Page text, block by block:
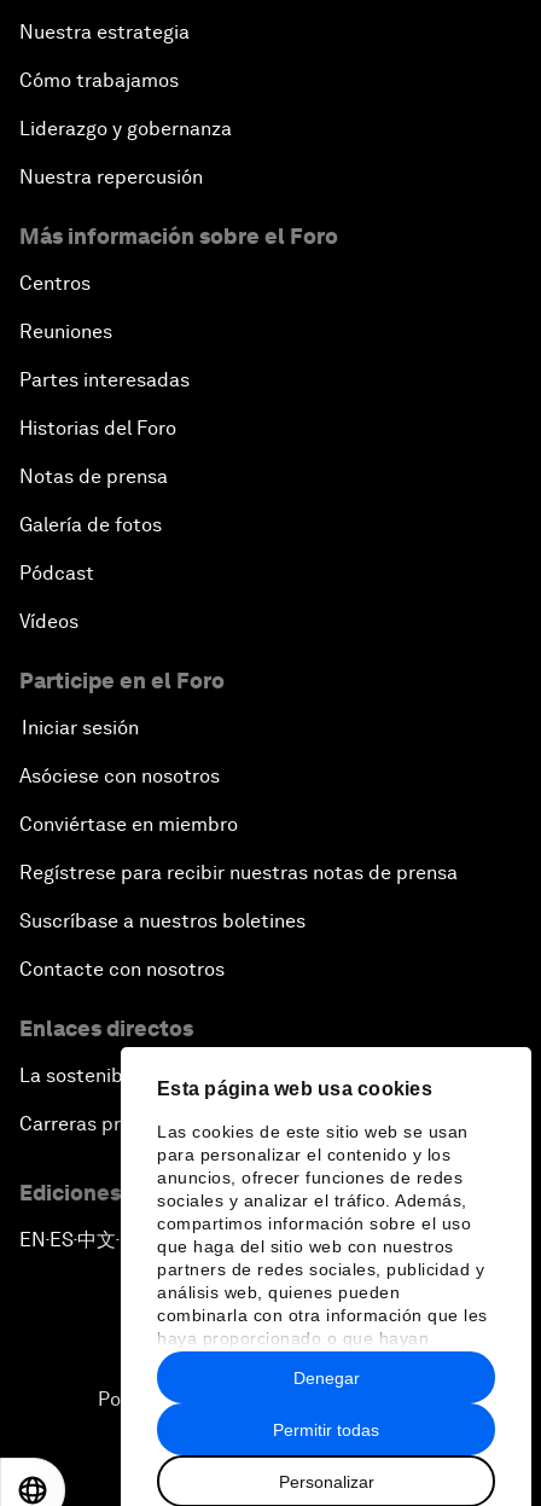
Esta página web usa cookies
Las cookies de este sitio web se usan
para personalizar el contenido y los
anuncios, ofrecer funciones de redes
sociales y analizar el tráfico. Además,
compartimos información sobre el uso
que haga del sitio web con nuestros
partners de redes sociales, publicidad y
análisis web, quienes pueden
combinarla con otra información que les
haya proporcionado o que hayan
recopilado a partir del uso que haya
hecho de sus servicios.
Permitir todas
Personalizar
Denegar
Nuestra estrategia
Cómo trabajamos
Liderazgo y gobernanza
Nuestra repercusión
Más información sobre el Foro
Centros
Reuniones
Partes interesadas
Historias del Foro
Notas de prensa
Galería de fotos
Pódcast
Vídeos
Participe en el Foro
Iniciar sesión
Asóciese con nosotros
Conviértase en miembro
Regístrese para recibir nuestras notas de prensa
Suscríbase a nuestros boletines
Contacte con nosotros
Enlaces directos
La sostenibilidad en el Foro
Carreras profesionales
Ediciones en otros idiomas
EN ▪ ES▪中文▪ 日本語
Política de privacidad y normas de uso
2026 Foro Económico Mundial